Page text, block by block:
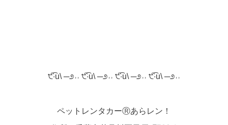
੯‧̀͡u\ ─೨˒˒ ੯‧̀͡u\ ─೨˒˒ ੯‧̀͡u\ ─೨˒˒ ੯‧̀͡u\ ─೨˒˒
ペットレンタカーⓇあらレン！